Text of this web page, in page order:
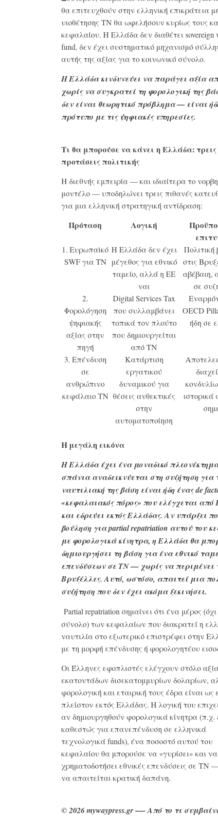
θα επιτευχθούν στην ελληνική επικράτεια
υιοθέτησης ΤΝ θα ωφελήσουν κυρίως τους
κεφαλαίου. Η Ελλάδα δεν διαθέτει sovereign
fund, δεν έχει συστηματικό μηχανισμό
αυτής της αξίας για το κοινωνικό σύνολο.
Η Ελλάδα κινδυνεύει να παράγει αξία
χωρίς να συγκρατεί τη φορολογική της
δεν είναι θεωρητικό πρόβλημα — είναι
πρότυπο με τις ψηφιακές υπηρεσίες.
Τι θα μπορούσε να κάνει η Ελλάδα: τρεις
προτάσεις πολιτικής
Η διεθνής εμπειρία — και ιδιαίτερα το
μοντέλο — υποδηλώνει τρεις πιθανές
για μια ελληνική στρατηγική αντίδραση:
Πρόταση Λογική
1. Ευρωπαϊκό
SWF για ΤΝ
Η Ελλάδα δεν έχει
μέγεθος για εθνικό
ταμείο, αλλά η ΕΕ
ναι
Πολιτική
στις
αβέβαιη,
σε
2.
Φορολόγηση
ψηφιακής
αξίας στην
πηγή
Digital Services Tax
που συλλαμβάνει
τοπικά τον πλούτο
που δημιουργείται
από ΤΝ
OECD
ήδη σε
3. Επένδυση
σε
ανθρώπινο
κεφάλαιο ΤΝ
Κατάρτιση
εργατικού
δυναμικού για
θέσεις ανθεκτικές
στην
αυτοματοποίηση
Η μεγάλη εικόνα
Η Ελλάδα έχει ένα μοναδικό
σπάνια αναδεικνύεται στη συζήτηση για
ναυτιλιακή της βάση είναι ήδη ένας de
«κεφαλαιακός πόρος» που ελέγχεται από
και εδρεύει εκτός Ελλάδας. Αν υπάρξει
βούληση για partial repatriation αυτού του
με φορολογικά κίνητρα, η Ελλάδα θα
δημιουργήσει τη βάση για ένα εθνικό
επενδύσεων σε ΤΝ — χωρίς να περιμένει
Βρυξέλλες. Αυτό, ωστόσο, απαιτεί μια
συζήτηση που δεν έχει ακόμα ξεκινήσει.
Partial repatriation σημαίνει ότι ένα μέρος
σύνολο) των κεφαλαίων που διακρατεί η
ναυτιλία στο εξωτερικό επιστρέφει στην
με τη μορφή επένδυσης ή φορολογητέου
Οι Έλληνες εφοπλιστές ελέγχουν στόλο
εκατοντάδων δισεκατομμυρίων δολαρίων,
φορολογική και εταιρική τους έδρα είναι ως
πλείστον εκτός Ελλάδας. Η λογική του
αν δημιουργηθούν φορολογικά κίνητρα (π.χ.
καθεστώς για επανεπένδυση σε ελληνικά
τεχνολογικά funds), ένα ποσοστό αυτού του
κεφαλαίου θα μπορούσε να «γυρίσει» και να
χρηματοδοτήσει εθνικές επενδύσεις σε ΤΝ
να απαιτείται κρατική δαπάνη.
© 2026 mywaypress.gr -— Από το τι